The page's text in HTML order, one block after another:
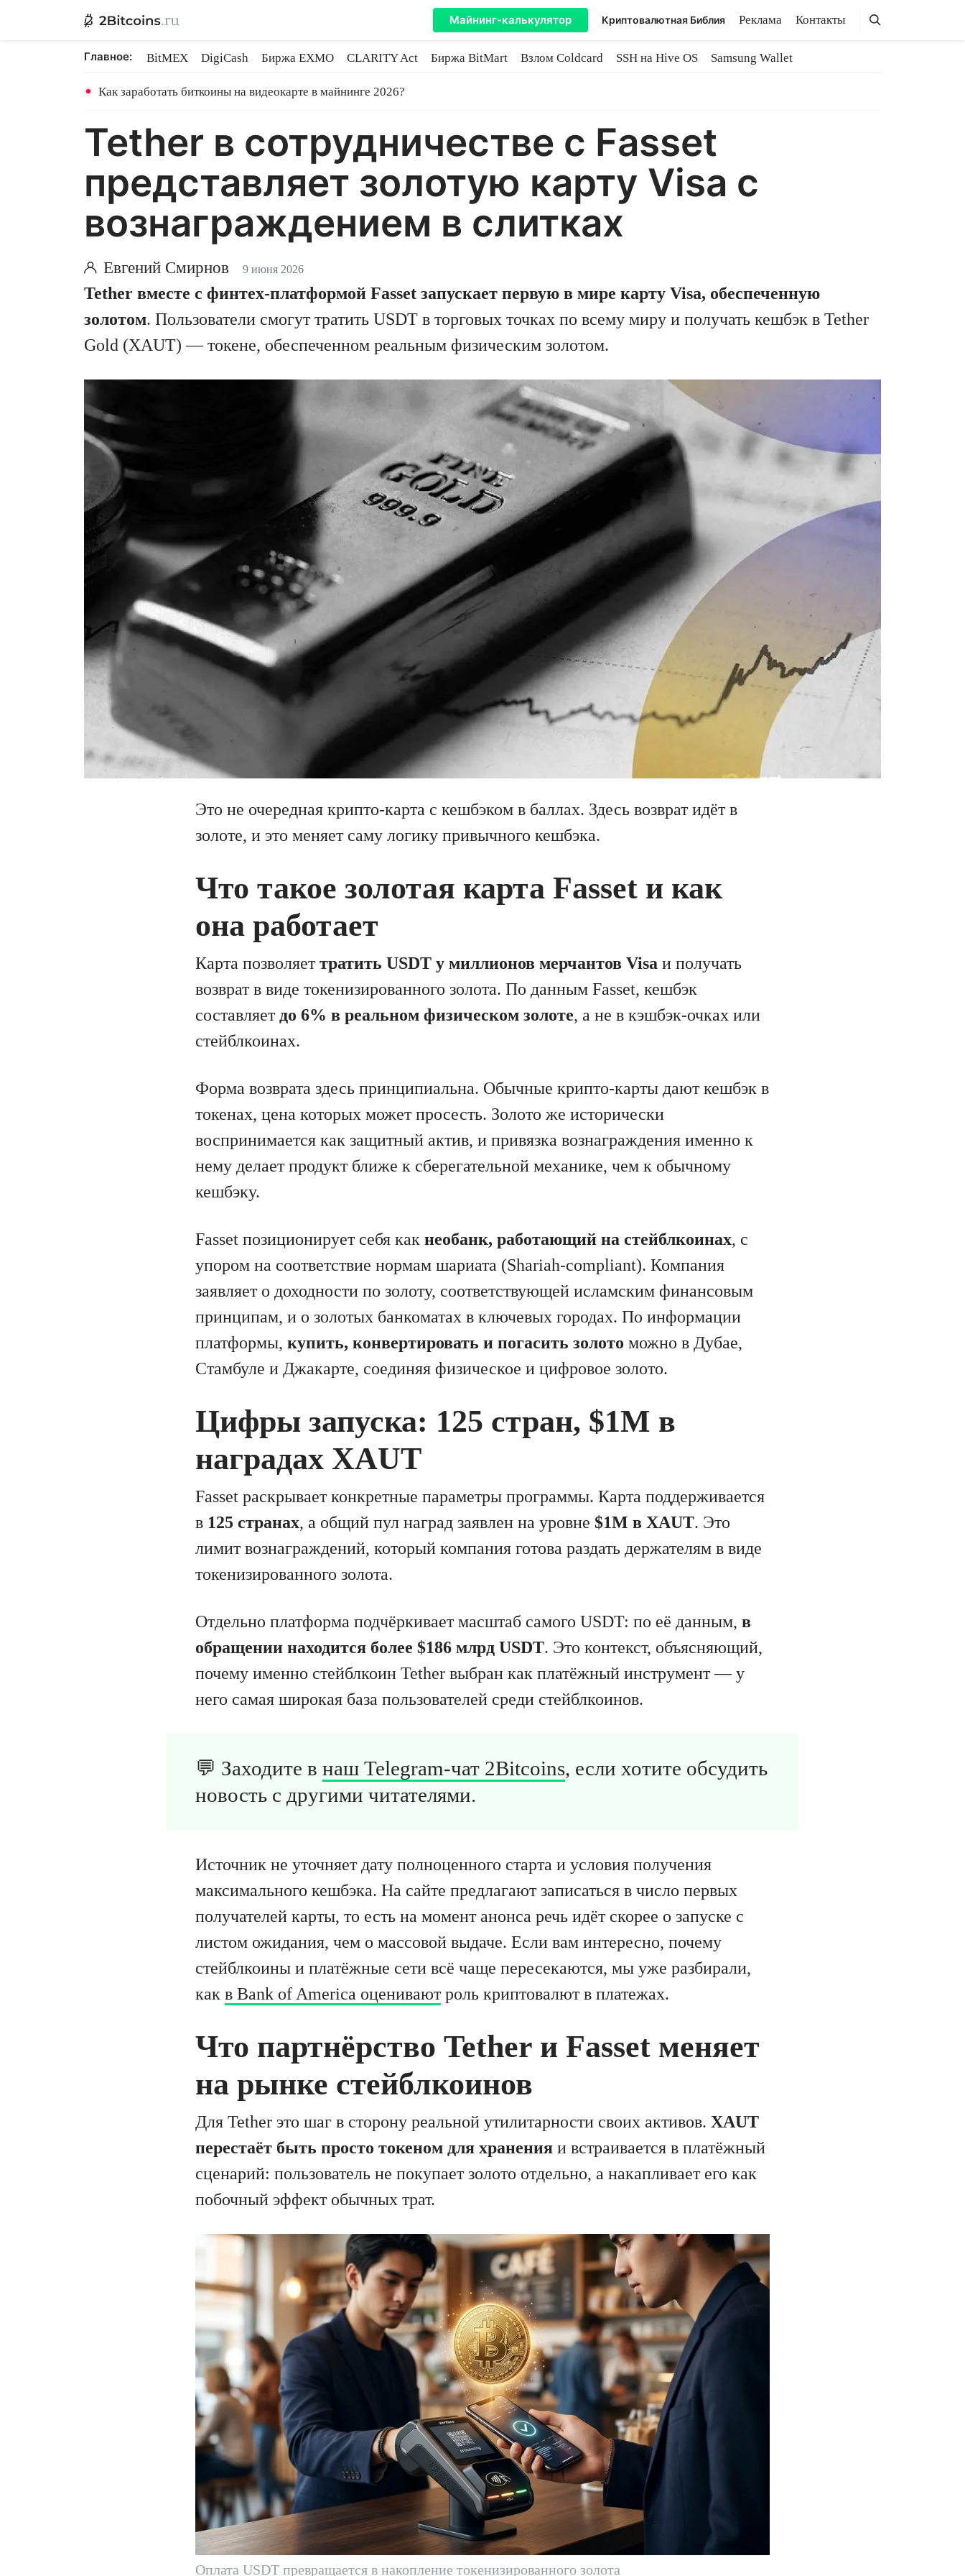
Майнинг-калькулятор Криптовалютная Библия Реклама Контакты Поиск
Поиск
Главное: BitMEX DigiCash Биржа EXMO CLARITY Act Биржа BitMart Взлом Coldcard SSH на Hive OS
Samsung Wallet
Как заработать биткоины на видеокарте в майнинге 2026?
Tether в сотрудничестве с Fasset
представляет золотую карту Visa с
вознаграждением в слитках
Евгений Смирнов 9 июня 2026
Tether вместе с финтех-платформой Fasset запускает первую в мире карту Visa, обеспеченную
золотом. Пользователи смогут тратить USDT в торговых точках по всему миру и получать кешбэк в Tether
Gold (XAUT) — токене, обеспеченном реальным физическим золотом.
Это не очередная крипто-карта с кешбэком в баллах. Здесь возврат идёт в
золоте, и это меняет саму логику привычного кешбэка.
Что такое золотая карта Fasset и как
она работает
Карта позволяеттратить USDT у миллионов мерчантов Visa и получать
возврат в виде токенизированного золота. По данным Fasset, кешбэк
составляет до 6% в реальном физическом золоте, а не в кэшбэк-очках или
стейблкоинах.
Форма возврата здесь принципиальна. Обычные крипто-карты дают кешбэк в
токенах, цена которых может просесть. Золото же исторически
воспринимается как защитный актив, и привязка вознаграждения именно к
нему делает продукт ближе к сберегательной механике, чем к обычному
кешбэку.
Fasset позиционирует себя как необанк, работающий на стейблкоинах, с
упором на соответствие нормам шариата (Shariah-compliant). Компания
заявляет о доходности по золоту, соответствующей исламским финансовым
принципам, и о золотых банкоматах в ключевых городах. По информации
платформы, купить, конвертировать и погасить золото можно в Дубае,
Стамбуле и Джакарте, соединяя физическое и цифровое золото.
Цифры запуска: 125 стран, $1M в
наградах XAUT
Fasset раскрывает конкретные параметры программы. Карта поддерживается
в 125 странах, а общий пул наград заявлен на уровне $1M в XAUT. Это
лимит вознаграждений, который компания готова раздать держателям в виде
токенизированного золота.
Отдельно платформа подчёркивает масштаб самого USDT: по её данным, в
обращении находится более $186 млрд USDT. Это контекст, объясняющий,
почему именно стейблкоин Tether выбран как платёжный инструмент — у
него самая широкая база пользователей среди стейблкоинов.
💬 Заходите в наш Telegram-чат 2Bitcoins, если хотите обсудить
новость с другими читателями.
Источник не уточняет дату полноценного старта и условия получения
максимального кешбэка. На сайте предлагают записаться в число первых
получателей карты, то есть на момент анонса речь идёт скорее о запуске с
листом ожидания, чем о массовой выдаче. Если вам интересно, почему
стейблкоины и платёжные сети всё чаще пересекаются, мы уже разбирали,
как в Bank of America оцениваютроль криптовалют в платежах.
Что партнёрство Tether и Fasset меняет
на рынке стейблкоинов
Для Tether это шаг в сторону реальной утилитарности своих активов. XAUT
перестаёт быть просто токеном для хранения и встраивается в платёжный
сценарий: пользователь не покупает золото отдельно, а накапливает его как
побочный эффект обычных трат.
Оплата USDT превращается в накопление токенизированного золота